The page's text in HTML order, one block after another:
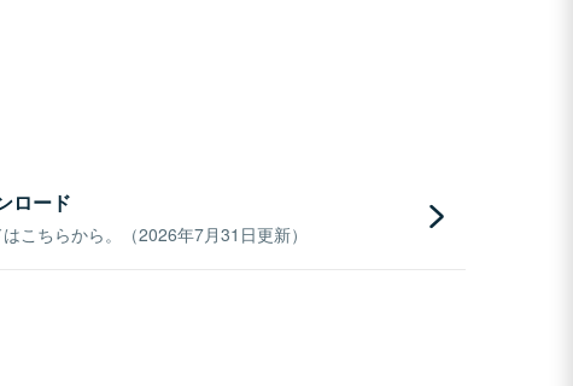
ロード
こちらから。（2026年7月31日更新）